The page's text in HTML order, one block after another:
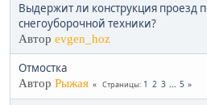
Выдержит ли конструкция
снегоуборочной техники?
Автор evgen_hoz
Отмостка
Автор Рыжая Страницы 1 2 3 ... 5